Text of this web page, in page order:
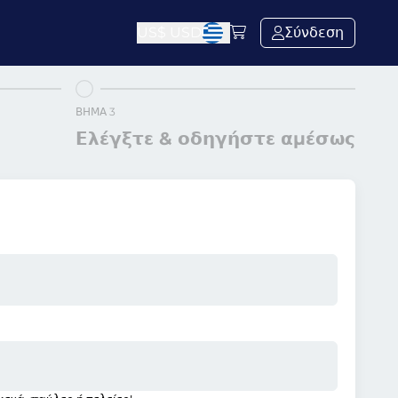
Σύνδεση
ΒΉΜΑ 3
Ελέγξτε & οδηγήστε αμέσως